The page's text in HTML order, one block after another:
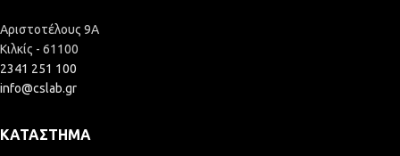
Αριστοτέλους 9Α
Κιλκίς - 61100
2341 251 100
info@cslab.gr
ΚΑΤΆΣΤΗΜΑ